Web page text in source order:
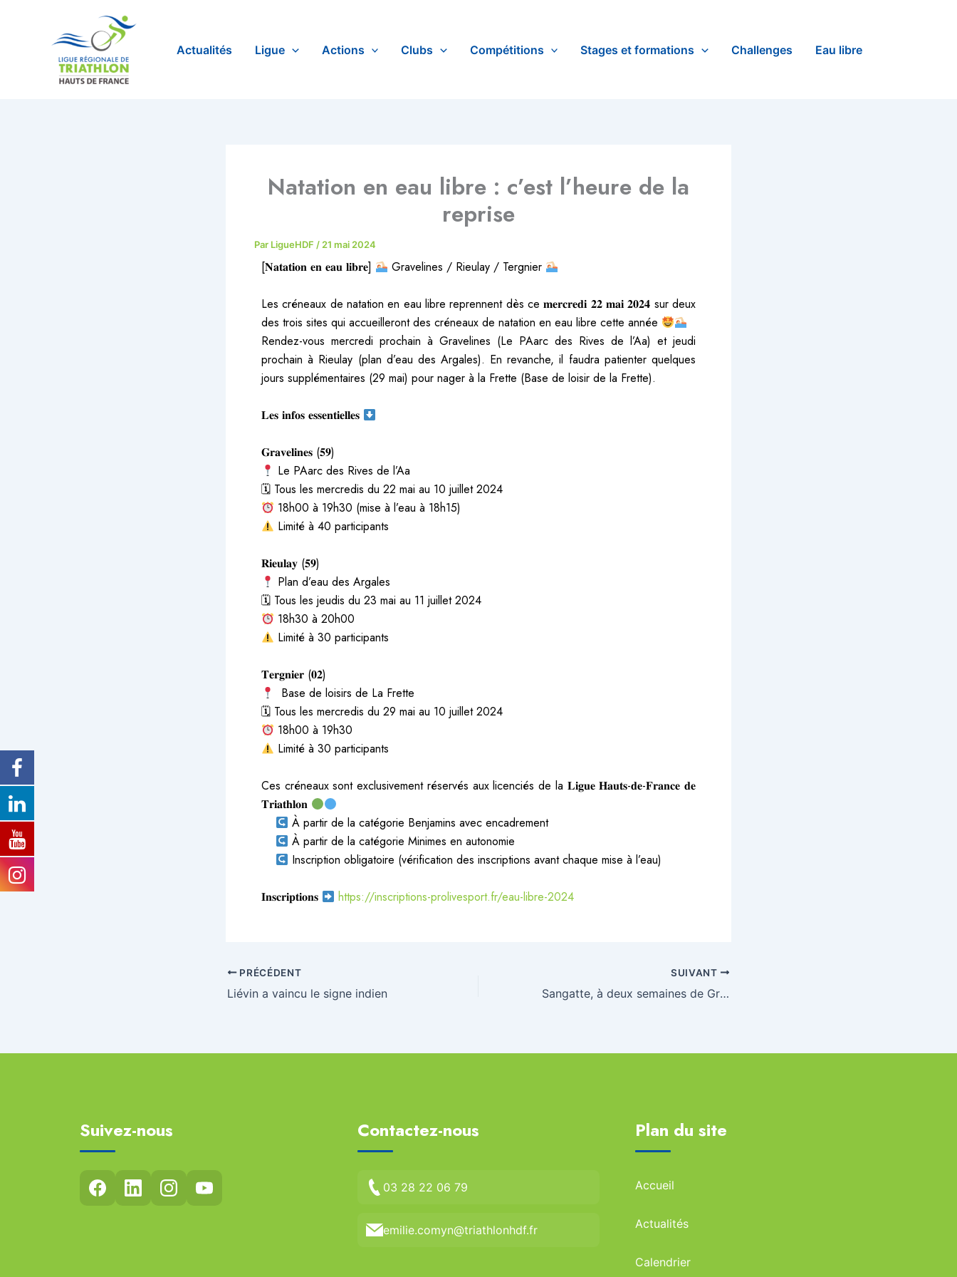
Actualités Ligue Actions Clubs Compétitions Stages et formations Challenges Eau libre
Natation en eau libre : c’est l’heure de la
reprise
Par LigueHDF / 21 mai 2024
[𝐍𝐚𝐭𝐚𝐭𝐢𝐨𝐧 𝐞𝐧 𝐞𝐚𝐮 𝐥𝐢𝐛𝐫𝐞] Gravelines / Rieulay / Tergnier
Les créneaux de natation en eau libre reprennent dès ce 𝐦𝐞𝐫𝐜𝐫𝐞𝐝𝐢 𝟐𝟐 𝐦𝐚𝐢 𝟐𝟎𝟐𝟒 sur deux
des trois sites qui accueilleront des créneaux de natation en eau libre cette année
Rendez-vous mercredi prochain à Gravelines (Le PAarc des Rives de l’Aa) et jeudi
prochain à Rieulay (plan d’eau des Argales). En revanche, il faudra patienter quelques
jours supplémentaires (29 mai) pour nager à la Frette (Base de loisir de la Frette).
𝐋𝐞𝐬 𝐢𝐧𝐟𝐨𝐬 𝐞𝐬𝐬𝐞𝐧𝐭𝐢𝐞𝐥𝐥𝐞𝐬
𝐆𝐫𝐚𝐯𝐞𝐥𝐢𝐧𝐞𝐬 (𝟓𝟗)
Le PAarc des Rives de l’Aa
🗓 Tous les mercredis du 22 mai au 10 juillet 2024
18h00 à 19h30 (mise à l’eau à 18h15)
Limité à 40 participants
𝐑𝐢𝐞𝐮𝐥𝐚𝐲 (𝟓𝟗)
Plan d’eau des Argales
🗓 Tous les jeudis du 23 mai au 11 juillet 2024
18h30 à 20h00
Limité à 30 participants
𝐓𝐞𝐫𝐠𝐧𝐢𝐞𝐫 (𝟎𝟐)
​ Base de loisirs de La Frette
🗓 Tous les mercredis du 29 mai au 10 juillet 2024
18h00 à 19h30
Limité à 30 participants
Ces créneaux sont exclusivement réservés aux licenciés de la 𝐋𝐢𝐠𝐮𝐞 𝐇𝐚𝐮𝐭𝐬-𝐝𝐞-𝐅𝐫𝐚𝐧𝐜𝐞 𝐝𝐞
𝐓𝐫𝐢𝐚𝐭𝐡𝐥𝐨𝐧
À partir de la catégorie Benjamins avec encadrement
À partir de la catégorie Minimes en autonomie
Inscription obligatoire (vérification des inscriptions avant chaque mise à l’eau)
𝐈𝐧𝐬𝐜𝐫𝐢𝐩𝐭𝐢𝐨𝐧𝐬 https://inscriptions-prolivesport.fr/eau-libre-2024
PRÉCÉDENT
Liévin a vaincu le signe indien
SUIVANT
Sangatte, à deux semaines de Gravelines
Suivez-nous Contactez-nous
03 28 22 06 79
emilie.comyn@triathlonhdf.fr
Plan du site
Accueil
Actualités
Calendrier